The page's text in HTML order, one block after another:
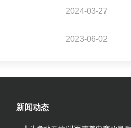
2024-03-27
2023-06-02
新闻动态